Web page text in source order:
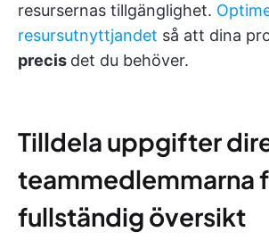
resursernas tillgänglighet.
resursutnyttjandet så att dina
precis det du behöver.
Tilldela uppgifter
teammedlemmarna
fullständig översikt